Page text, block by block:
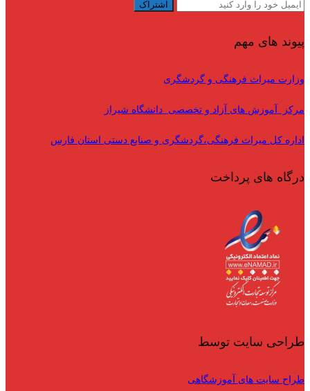
پیوند های مهم
وزارت میراث فرهنگی و گردشگری
مرکز آموزش های آزاد و تخصصی دانشگاه شیراز
اداره کل میراث فرهنگی،گردشگری و صنایع دستی استان فارس
درگاه های پرداخت
طراحی سایت توسط
طراح سایت های آموزشگاهی